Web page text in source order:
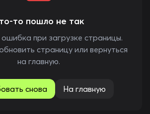
то пошло не так
при загрузке страницы.
страницу или вернуться
на главную.
снова На главную